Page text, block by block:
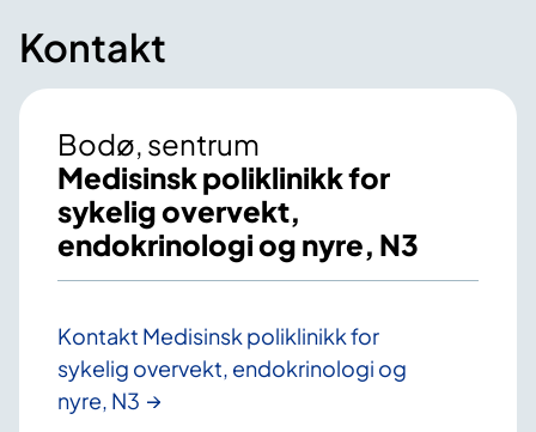
Kontakt
Bodø, sentrum
Medisinsk poliklinikk for
sykelig overvekt,
endokrinologi og nyre, N3
Kontakt Medisinsk poliklinikk for
sykelig overvekt, endokrinologi og
nyre, N3